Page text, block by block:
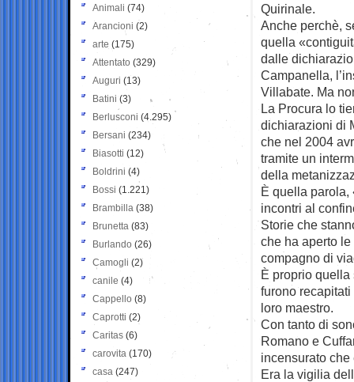
Quirinale.
Anche perchè,
quella
dalle
Campanella,
Villabate. Ma
La Procura lo
dichiarazioni di
che nel 2004
tramite un
della
È quella parola,
incontri al
Storie che
che ha aperto
compagno di
È proprio quella
furono
loro maestro.
Con tanto di
Romano e
incensurato
Era la vigilia
Animali (74)
Arancioni (2)
arte (175)
Attentato (329)
Auguri (13)
Batini (3)
Berlusconi (4.295)
Bersani (234)
Biasotti (12)
Boldrini (4)
Bossi (1.221)
Brambilla (38)
Brunetta (83)
Burlando (26)
Camogli (2)
canile (4)
Cappello (8)
Caprotti (2)
Caritas (6)
carovita (170)
casa (247)